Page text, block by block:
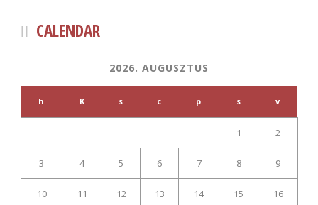
CALENDAR
2026. AUGUSZTUS
h K s c p s v
1 2
3 4 5 6 7 8 9
10 11 12 13 14 15 16